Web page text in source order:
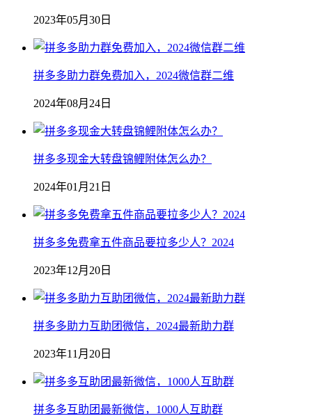
2023年05月30日
拼多多助力群免费加入，2024微信群二维
2024年08月24日
拼多多现金大转盘锦鲤附体怎么办？
2024年01月21日
拼多多免费拿五件商品要拉多少人？2024
2023年12月20日
拼多多助力互助团微信，2024最新助力群
2023年11月20日
拼多多互助团最新微信，1000人互助群